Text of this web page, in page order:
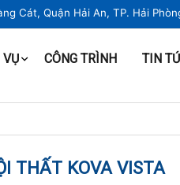
Cát, Quận Hải An, TP. Hải
VỤ CÔNG TRÌNH TIN
THẤT KOVA VISTA